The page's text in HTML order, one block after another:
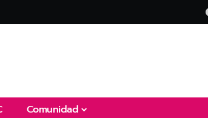
Comunidad